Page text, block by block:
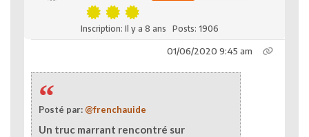
Inscription: Il y a 8 ans Posts: 1906
01/06/2020 9:45 am
Posté par: @frenchauide
Un truc marrant rencontré sur